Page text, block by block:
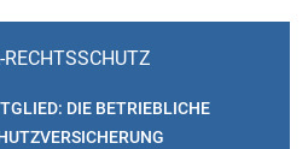
RECHTSSCHUTZ
DIE BETRIEBLICHE